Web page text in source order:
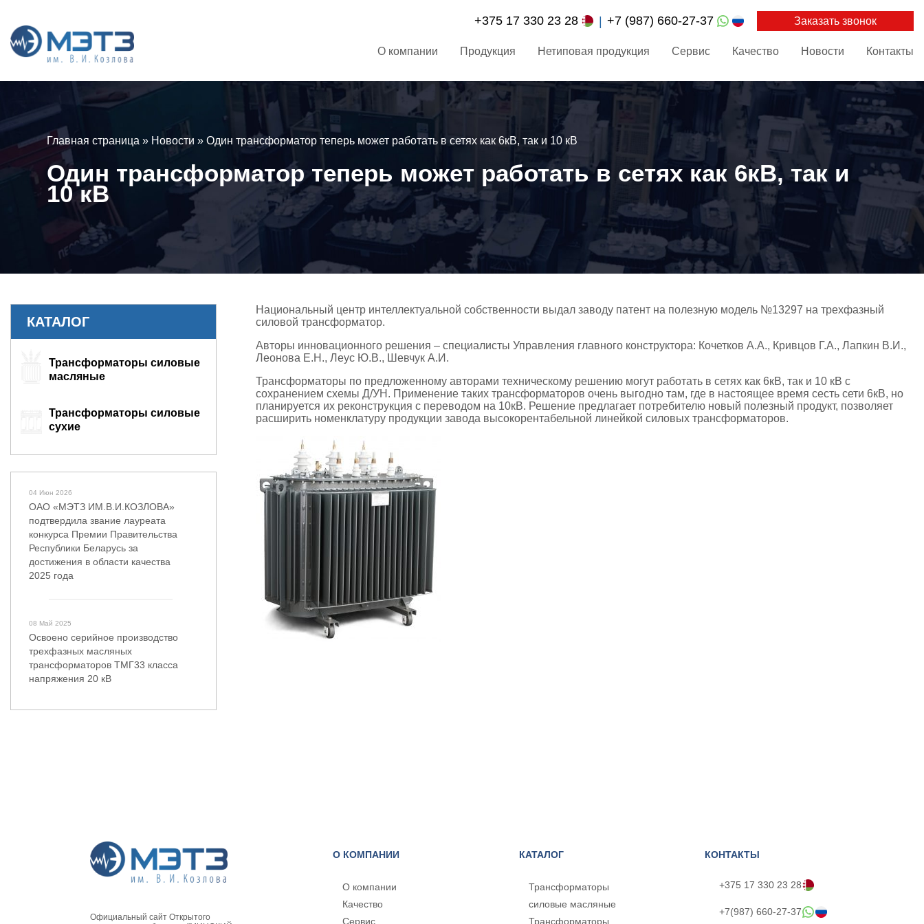
+375 17 330 23 28 +7 (987) 660-27-37 Заказать звонок
О компании Продукция Нетиповая продукция Сервис Качество Новости Контакты
Главная страница » Новости » Один трансформатор теперь может работать в сетях как 6кВ, так и 10 кВ
Один трансформатор теперь может работать в сетях как 6кВ, так и
10 кВ
Национальный центр интеллектуальной собственности выдал заводу патент на полезную модель №13297 на трехфазный
силовой трансформатор.
Авторы инновационного решения – специалисты Управления главного конструктора: Кочетков А.А., Кривцов Г.А., Лапкин В.И.,
Леонова Е.Н., Леус Ю.В., Шевчук А.И.
Трансформаторы по предложенному авторами техническому решению могут работать в сетях как 6кВ, так и 10 кВ с
сохранением схемы Д/УН. Применение таких трансформаторов очень выгодно там, где в настоящее время сесть сети 6кВ, но
планируется их реконструкция с переводом на 10кВ. Решение предлагает потребителю новый полезный продукт, позволяет
расширить номенклатуру продукции завода высокорентабельной линейкой силовых трансформаторов.
КАТАЛОГ
Трансформаторы силовые
масляные
Трансформаторы силовые
сухие
04 Июн 2026
ОАО «МЭТЗ ИМ.В.И.КОЗЛОВА»
подтвердила звание лауреата
конкурса Премии Правительства
Республики Беларусь за
достижения в области качества
2025 года
08 Май 2025
Освоено серийное производство
трехфазных масляных
трансформаторов ТМГ33 класса
напряжения 20 кВ
Официальный сайт Открытого
О КОМПАНИИ
О компании
Качество
Сервис
КАТАЛОГ
Трансформаторы
силовые масляные
Трансформаторы
КОНТАКТЫ
+375 17 330 23 28
+7(987) 660-27-37